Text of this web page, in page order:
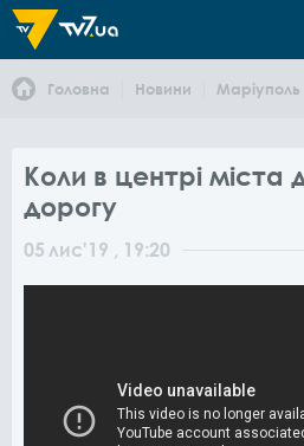
Головна Новини Маріуполь
Коли в центрі міста
дорогу
05 лис'19 , 19:20